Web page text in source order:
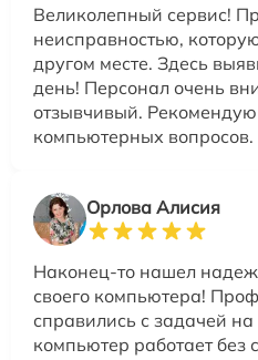
Великолепный сервис!
неисправностью,
другом месте. Здесь
день! Персонал очень
отзывчивый. Рекомендую
компьютерных вопросов.
Орлова Алисия
Наконец-то нашел
своего компьютера!
справились с задачей
компьютер работает без